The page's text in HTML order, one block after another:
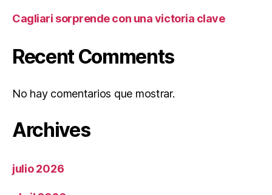
Cagliari sorprende con una victoria clave
Recent Comments
No hay comentarios que mostrar.
Archives
julio 2026